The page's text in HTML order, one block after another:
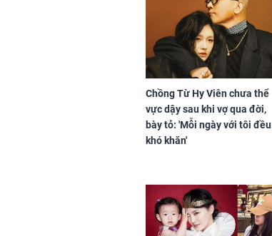
Chồng Từ Hy Viên chưa thể
vực dậy sau khi vợ qua đời,
bày tỏ: 'Mỗi ngày với tôi đều
khó khăn'